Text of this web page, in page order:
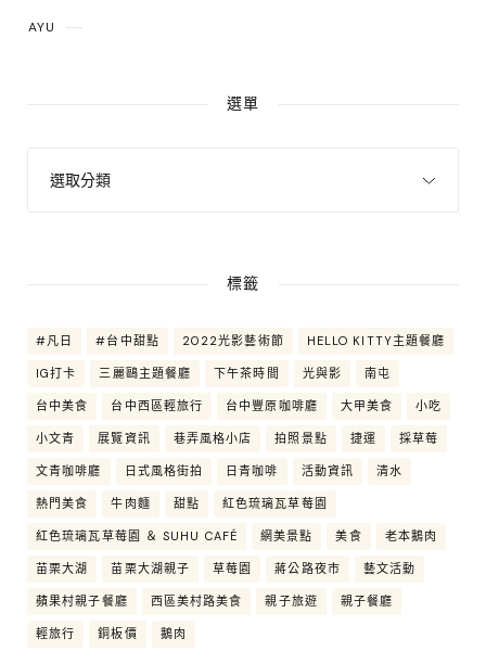
AYU
選單
標籤
#凡日 #台中甜點 2022光影藝術節 HELLO KITTY主題餐廳
IG打卡 三麗鷗主題餐廳 下午茶時間 光與影 南屯
台中美食 台中西區輕旅行 台中豐原咖啡廳 大甲美食 小吃
小文青 展覽資訊 巷弄風格小店 拍照景點 捷運 採草莓
文青咖啡廳 日式風格街拍 日青咖啡 活動資訊 清水
熱門美食 牛肉麵 甜點 紅色琉璃瓦草莓園
紅色琉璃瓦草莓園 ＆ SUHU CAFÉ 網美景點 美食 老本鵝肉
苗栗大湖 苗栗大湖親子 草莓園 蔣公路夜市 藝文活動
蘋果村親子餐廳 西區美村路美食 親子旅遊 親子餐廳
輕旅行 銅板價 鵝肉